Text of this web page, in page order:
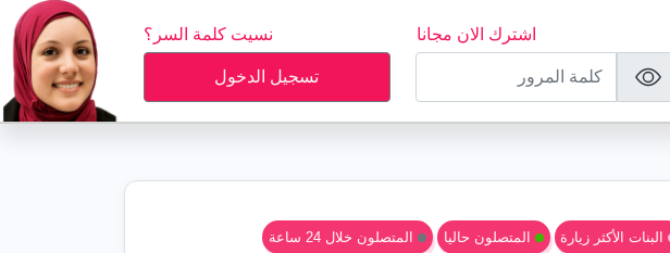
اشترك الان مجانا نسيت كلمة السر؟
تسجيل الدخول
البنات الأكثر زيارة المتصلون حاليا المتصلون خلال 24 ساعة